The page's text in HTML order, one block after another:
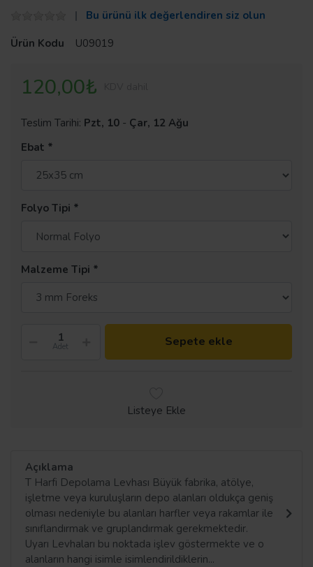
Bu ürünü ilk değerlendiren siz olun
Ürün Kodu
U09019
120,00₺
Teslim Tarihi: Pzt, 10 - Çar, 12 Ağu
Ebat
Folyo Tipi
Malzeme Tipi
Adet Sepete ekle
Listeye Ekle
Açıklama
T Harfi Depolama Levhası Büyük fabrika, atölye,
işletme veya kuruluşların depo alanları oldukça geniş
olması nedeniyle bu alanları harfler veya rakamlar ile
sınıflandırmak ve gruplandırmak gerekmektedir.
Uyarı Levhaları bu noktada işlev göstermekte ve o
alanların hangi isimle isimlendirildiklerin...